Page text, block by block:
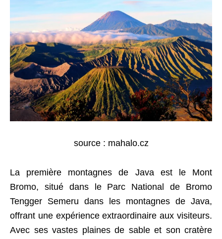
source : mahalo.cz
La première montagnes de Java est le Mont
Bromo, situé dans le Parc National de Bromo
Tengger Semeru dans les montagnes de Java,
offrant une expérience extraordinaire aux visiteurs.
Avec ses vastes plaines de sable et son cratère